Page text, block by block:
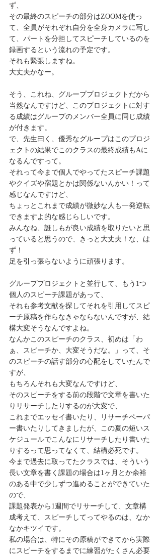
ず、
その最終のスピーチの部分はZOOMを使っ
て、全員がそれぞれ自分を全身カメラに写し
て、パートを分担してスピーチしているのを
録画するという流れの予定です。
それも緊張しますね。
大丈夫かなー。
そう、これね、グループプロジェクトだから
当然なんですけど、このプロジェクトに対す
る成績はグループのメンバー全員に同じ成績
が付きます。
で、先生曰く、優秀なグループはこのプロジ
ェクトの結果でこのクラスの最終成績もAに
なるんですって。
それって今まで個人でやってたスピーチ課題
やクイズや宿題とかは関係ないんかい！って
感じなんですけど、
ちょっとこれまで成績が微妙な人も一発逆転
できますよ的な感じらしいです。
みんなね、誰しもが良い成績を取りたいと思
っていると思うので、きっと大丈夫！な、は
ず！
足を引っ張らないように頑張ります。
グループプロジェクトと並行して、もう1つ
個人のスピーチ課題があって、
それも参考文献を探してそれを引用してスピ
ーチ原稿を作らなきゃならないんですが、結
構大変そうなんですよね。
なんかこのスピーチのクラス、初めは「わ
ぁ、スピーチか、大変そうだな。」って、そ
のスピーチの話す部分の心配をしていたんで
すが、
もちろんそれも大変なんですけど、
そのスピーチをする前の段階で文章を書いた
りリサーチしたりするのが大変で、
これまでエッセイ書いたり、リサーチペーパ
ー書いたりしてきましたが、この夏の短いス
ケジュールでこんなにリサーチしたり書いた
りするって思ってなくて、結構必死です。
今まで過去に取ってたクラスでは、そういう
長い文章を書く課題の場合は1ヶ月とか余裕
のある中で少しずつ進めることができていた
ので、
課題発表から1週間でリサーチして、文章構
成考えて、スピーチしてってやるのは、なか
なかキツイです。
私の場合は、特にその原稿ができてから実際
にスピーチをするまでに練習がたくさん必要